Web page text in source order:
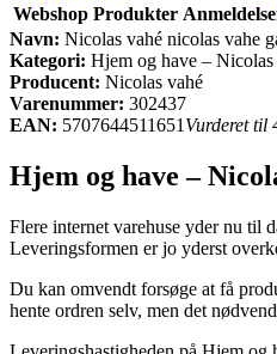
Webshop Produkter
Navn: Nicolas vahé nicolas vahe
Kategori: Hjem og have –
Producent: Nicolas vahé
Varenummer: 302437
EAN: 5707644511651 Vurderet til
Hjem og have –
Flere internet varehuse yder nu til
Leveringsformen er jo yderst
Du kan omvendt forsøge at få
hente ordren selv, men det